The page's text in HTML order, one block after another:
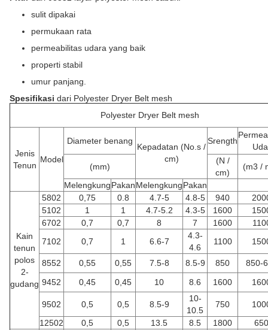
sulit dipakai
permukaan rata
permeabilitas udara yang baik
properti stabil
umur panjang.
Spesifikasi dari Polyester Dryer Belt mesh
Polyester Dryer Belt mesh
Jenis
Tenun
Model
Diameter benang
Kepadatan (No.s /
cm)
Srength
(mm)
(N /
cm)
(m3 /
MelengkungPakanMelengkungPakan
Kain
tenun
polos
2-
gudang
5802 0,75 0.8 4.7-5 4.8-5 940
5102
1 1 4.7-5.2 4.3-5 1600
6702
0,7 0,7 8 7 1600
7102
0,7 1 6.6-7
4.3-
4.6
1100
8552 0,55 0,55 7.5-8 8.5-9 850
850-
9452
0,45 0,45 10 8.6 1600
9502 0,5 0,5 8.5-9
10-
10.5
750
12502
0,5 0,5 13.5 8.5 1800